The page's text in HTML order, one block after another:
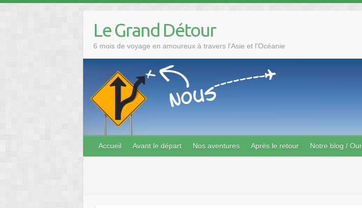
content
Le Grand Détour
6 mois de voyage en amoureux à travers l'Asie et l'Océanie
Accueil Avant le départ Nos aventures Après le retour Notre blog /